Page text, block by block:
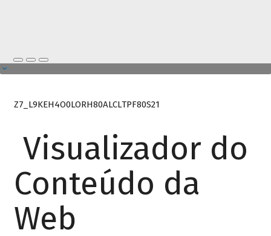
Z7_L9KEH4O0LORH80ALCLTPF80S21
Visualizador do
Conteúdo da
Web